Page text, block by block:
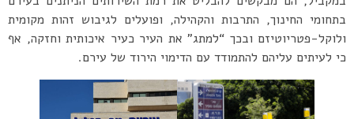
בתחומי החינוך, התרבות והקהילה, ופועלים לגיבוש זהות מקומית
ולוקל-פטריוטיזם ובכך “למתג” את העיר כעיר איכותית וחזקה, אף
כי לעיתים עליהם להתמודד עם הדימוי הירוד של עירם.